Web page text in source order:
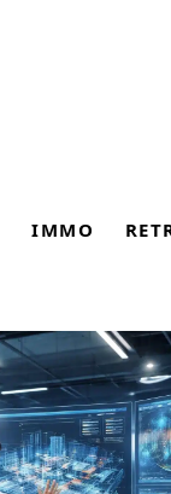
IMMO